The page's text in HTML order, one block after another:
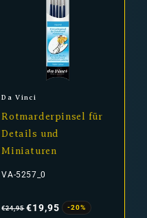
Anbieter:
Da Vinci
Rotmarderpinsel für
Details und
Miniaturen
VA-5257_0
Preis
€24,95 €19,95
-20%